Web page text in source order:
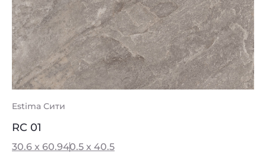
Estima Сити
RC 01
30.6 x 60.940.5 x 40.5